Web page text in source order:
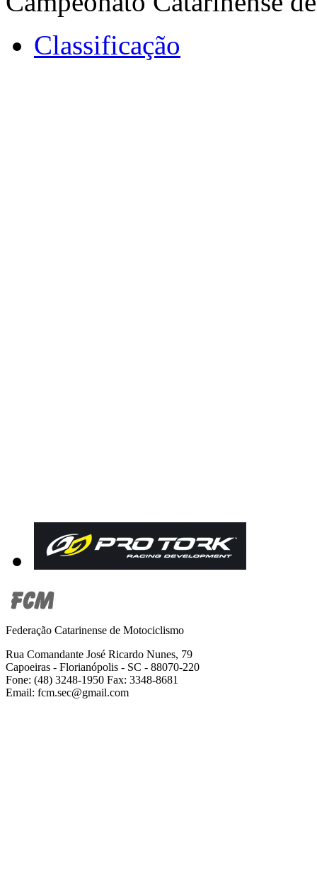
Classificação
Federação Catarinense de Motociclismo
Rua Comandante José Ricardo Nunes, 79
Capoeiras - Florianópolis - SC - 88070-220
Fone: (48) 3248-1950 Fax: 3348-8681
Email: fcm.sec@gmail.com